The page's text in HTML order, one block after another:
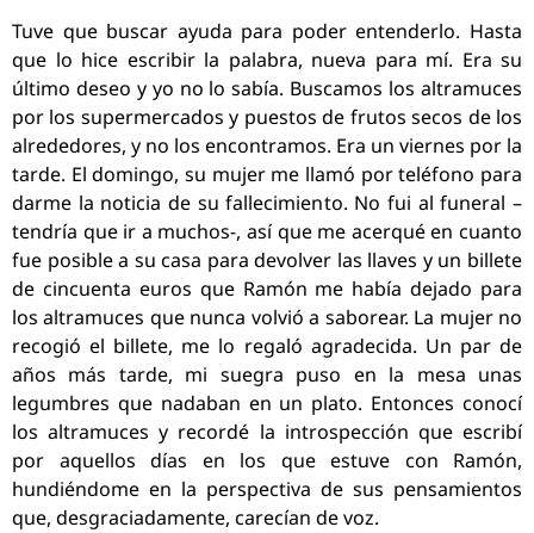
Tuve que buscar ayuda para poder entenderlo. Hasta
que lo hice escribir la palabra, nueva para mí. Era su
último deseo y yo no lo sabía. Buscamos los altramuces
por los supermercados y puestos de frutos secos de los
alrededores, y no los encontramos. Era un viernes por la
tarde. El domingo, su mujer me llamó por teléfono para
darme la noticia de su fallecimiento. No fui al funeral –
tendría que ir a muchos-, así que me acerqué en cuanto
fue posible a su casa para devolver las llaves y un billete
de cincuenta euros que Ramón me había dejado para
los altramuces que nunca volvió a saborear. La mujer no
recogió el billete, me lo regaló agradecida. Un par de
años más tarde, mi suegra puso en la mesa unas
legumbres que nadaban en un plato. Entonces conocí
los altramuces y recordé la introspección que escribí
por aquellos días en los que estuve con Ramón,
hundiéndome en la perspectiva de sus pensamientos
que, desgraciadamente, carecían de voz.